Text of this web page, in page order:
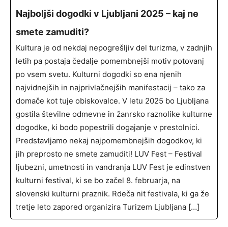
Najboljši dogodki v Ljubljani 2025 – kaj ne
smete zamuditi?
Kultura je od nekdaj nepogrešljiv del turizma, v zadnjih
letih pa postaja čedalje pomembnejši motiv potovanj
po vsem svetu. Kulturni dogodki so ena njenih
najvidnejših in najprivlačnejših manifestacij – tako za
domače kot tuje obiskovalce. V letu 2025 bo Ljubljana
gostila številne odmevne in žanrsko raznolike kulturne
dogodke, ki bodo popestrili dogajanje v prestolnici.
Predstavljamo nekaj najpomembnejših dogodkov, ki
jih preprosto ne smete zamuditi! LUV Fest – Festival
ljubezni, umetnosti in vandranja LUV Fest je edinstven
kulturni festival, ki se bo začel 8. februarja, na
slovenski kulturni praznik. Rdeča nit festivala, ki ga že
tretje leto zapored organizira Turizem Ljubljana […]